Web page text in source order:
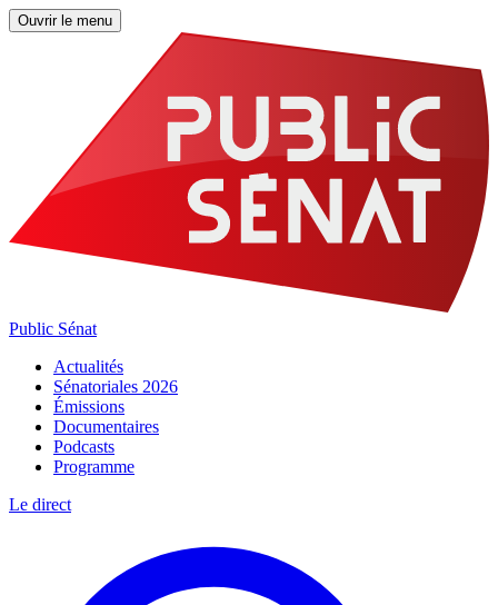
Ouvrir le menu
Public Sénat
Actualités
Sénatoriales 2026
Émissions
Documentaires
Podcasts
Programme
Le direct